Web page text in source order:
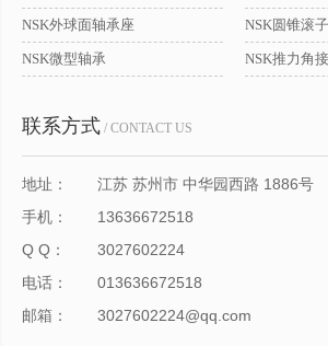
NSK外球面轴承座 NSK圆锥滚
NSK微型轴承 NSK推力角
联系方式 / CONTACT US
地址：
江苏 苏州市 中华园西路 1886号
手机：
13636672518
Q Q：
3027602224
电话：
013636672518
邮箱：
3027602224@qq.com